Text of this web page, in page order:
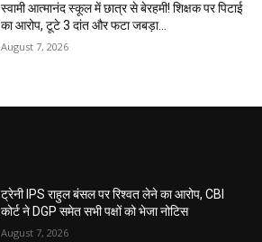
स्वामी आत्मानंद स्कूल में छात्र से बेरहमी! शिक्षक पर पिटाई
का आरोप, टूटे 3 दांत और फटा जबड़ा…
August 7, 2026
ट्रेनी IPS राहुल बंसल पर रिश्वत लेने का आरोप, CBI
कोर्ट ने DGP समेत सभी पक्षों को भेजा नोटिस
August 7, 2026